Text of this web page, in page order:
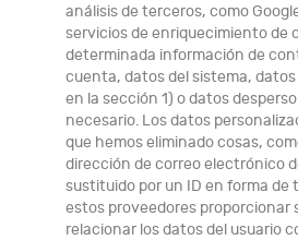
análisis de terceros, como
servicios de enriquecimiento de
determinada información de
cuenta, datos del sistema, datos
en la sección 1) o datos
necesario. Los datos
que hemos eliminado cosas,
dirección de correo electrónico
sustituido por un ID en forma de
estos proveedores proporcionar
relacionar los datos del usuario